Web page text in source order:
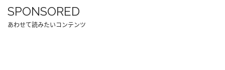
SPONSORED
あわせて読みたいコンテンツ